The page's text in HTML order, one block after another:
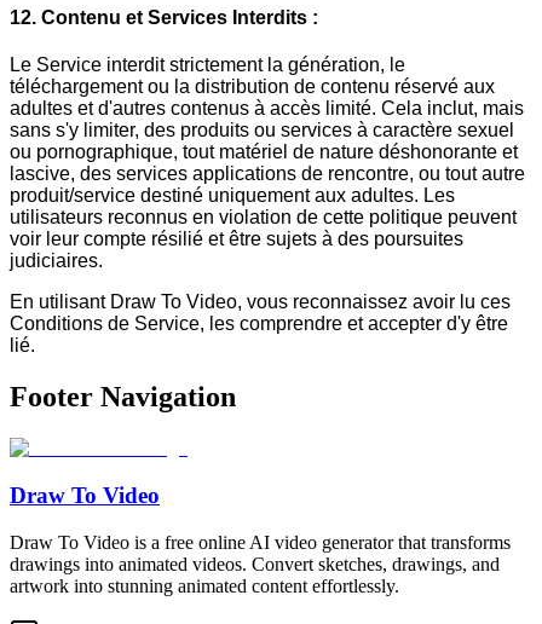
12. Contenu et Services Interdits :
Le Service interdit strictement la génération, le
téléchargement ou la distribution de contenu réservé aux
adultes et d'autres contenus à accès limité. Cela inclut, mais
sans s'y limiter, des produits ou services à caractère sexuel
ou pornographique, tout matériel de nature déshonorante et
lascive, des services applications de rencontre, ou tout autre
produit/service destiné uniquement aux adultes. Les
utilisateurs reconnus en violation de cette politique peuvent
voir leur compte résilié et être sujets à des poursuites
judiciaires.
En utilisant Draw To Video, vous reconnaissez avoir lu ces
Conditions de Service, les comprendre et accepter d'y être
lié.
Footer Navigation
Draw To Video
Draw To Video is a free online AI video generator that transforms
drawings into animated videos. Convert sketches, drawings, and
artwork into stunning animated content effortlessly.